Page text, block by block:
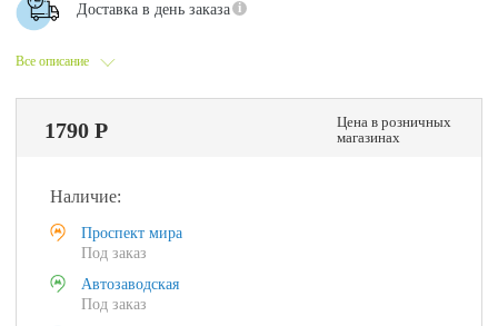
Все описание
Доставка в день заказа
1790 Р
Цена в розничных
магазинах
Наличие:
Проспект мира
Под заказ
Автозаводская
Под заказ